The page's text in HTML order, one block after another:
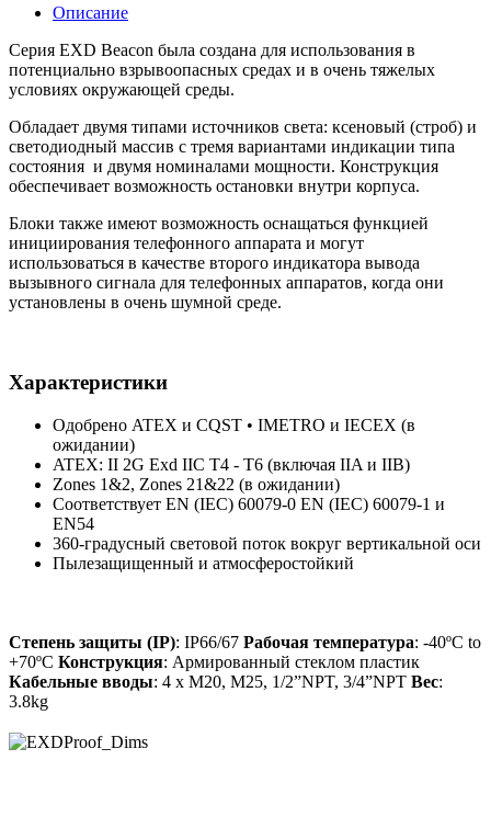
Описание
Серия EXD Beacon была создана для использования в
потенциально взрывоопасных средах и в очень тяжелых
условиях окружающей среды.
Обладает двумя типами источников света: ксеновый (строб) и
светодиодный массив с тремя вариантами индикации типа
состояния и двумя номиналами мощности. Конструкция
обеспечивает возможность остановки внутри корпуса.
Блоки также имеют возможность оснащаться функцией
инициирования телефонного аппарата и могут
использоваться в качестве второго индикатора вывода
вызывного сигнала для телефонных аппаратов, когда они
установлены в очень шумной среде.
Характеристики
Одобрено ATEX и CQST • IMETRO и IECEX (в
ожидании)
ATEX: II 2G Exd IIC T4 - T6 (включая IIA и IIB)
Zones 1&2, Zones 21&22 (в ожидании)
Соответствует EN (IEC) 60079-0 EN (IEC) 60079-1 и
EN54
360-градусный световой поток вокруг вертикальной оси
Пылезащищенный и атмосферостойкий
Степень защиты (IP): IP66/67 Рабочая температура: -40ºC to
+70ºC Конструкция: Армированный стеклом пластик
Кабельные вводы: 4 x M20, M25, 1/2”NPT, 3/4”NPT Вес:
3.8kg